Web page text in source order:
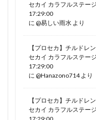
セカイ カラフルステー
17:29:00
に @易しい雨水 より
【プロセカ】チルドレ
セカイ カラフルステー
17:29:00
に @Hanazono714より
【プロセカ】チルドレ
セカイ カラフルステー